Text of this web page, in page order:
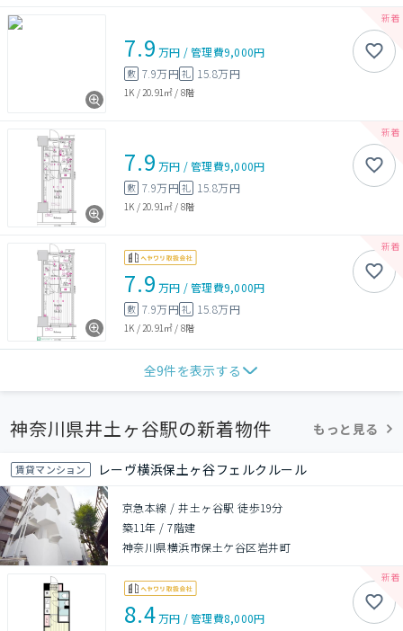
7.9 万円 /管理費9,000円
敷 7.9万円礼 15.8万円
1K / 20.91㎡ / 8階
7.9 万円 /管理費9,000円
敷 7.9万円礼 15.8万円
1K / 20.91㎡ / 8階
7.9 万円 /管理費9,000円
敷 7.9万円礼 15.8万円
1K /20.91㎡ / 8階
全9件を表示する
神奈川県井土ヶ谷駅の新着物件 もっと見る
賃貸マンション レーヴ横浜保土ヶ谷フェルクルール
京急本線 / 井土ヶ谷駅 徒歩19分
築11年 /7階建
神奈川県横浜市保土ケ谷区岩井町
8.4万円 /管理費8,000円